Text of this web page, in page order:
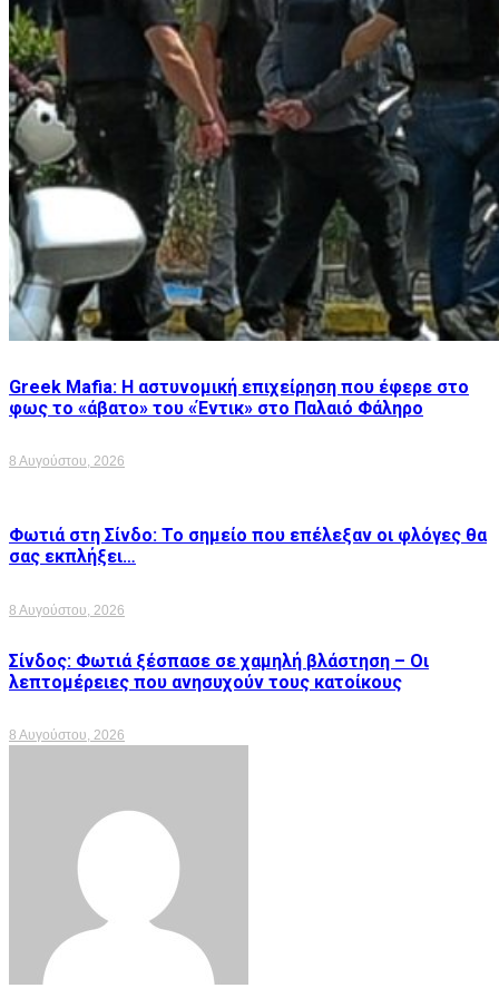
Greek Mafia: Η αστυνομική επιχείρηση που έφερε στο
φως το «άβατο» του «Έντικ» στο Παλαιό Φάληρο
8 Αυγούστου, 2026
Φωτιά στη Σίνδο: Το σημείο που επέλεξαν οι φλόγες θα
σας εκπλήξει…
8 Αυγούστου, 2026
Σίνδος: Φωτιά ξέσπασε σε χαμηλή βλάστηση – Οι
λεπτομέρειες που ανησυχούν τους κατοίκους
8 Αυγούστου, 2026